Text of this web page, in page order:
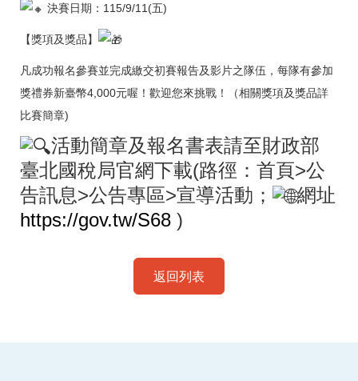
決賽日期：115/9/11(五)
【獎項及獎品】
凡成功報名參賽並完成繳交初賽報告及影片之隊伍，每隊有參加
獎禮券新臺幣4,000元喔！歡迎您來挑戰！（相關獎項及獎品詳
比賽簡章)
活動簡章及報名書表請至財政部
臺北國稅局官網下載(路徑：首頁>公
告訊息>公告專區>宣導活動；
網址
https://gov.tw/S68 )
返回列表